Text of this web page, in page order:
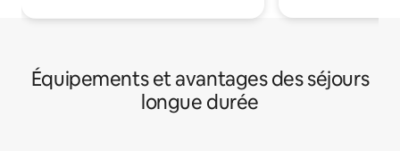
Équipements et avantages des séjours
longue durée